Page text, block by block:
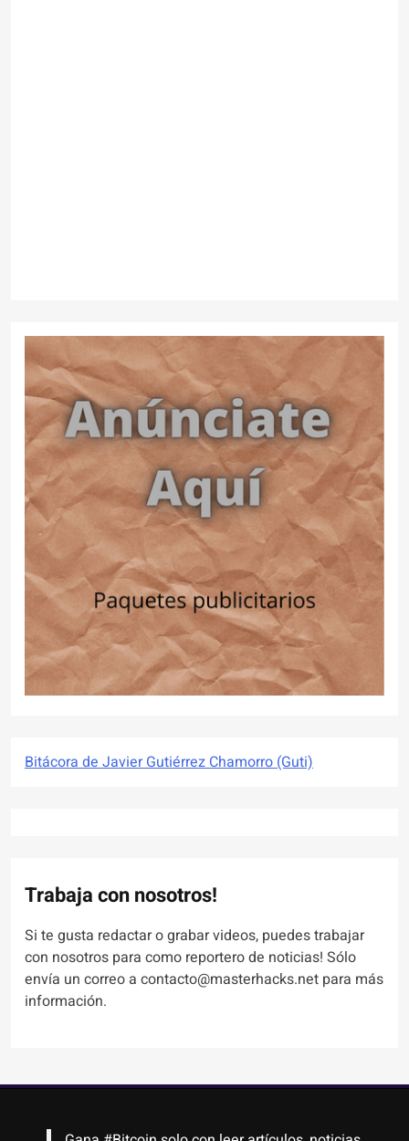
Bitácora de Javier Gutiérrez Chamorro (Guti)
Trabaja con nosotros!
Si te gusta redactar o grabar videos, puedes trabajar
con nosotros para como reportero de noticias! Sólo
envía un correo a contacto@masterhacks.net para más
información.